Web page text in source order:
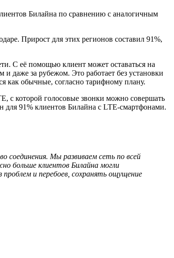
Билайна по сравнению с аналогичным
Прирост для этих регионов составил 91%,
С её помощью клиент может оставаться на
даже за рубежом. Это работает без установки
как обычные, согласно тарифному плану.
с которой голосовые звонки можно совершать
для 91% клиентов Билайна с LTE-смартфонами.
соединения. Мы развиваем сеть по всей
больше клиентов Билайна могли
и перебоев, сохранять ощущение